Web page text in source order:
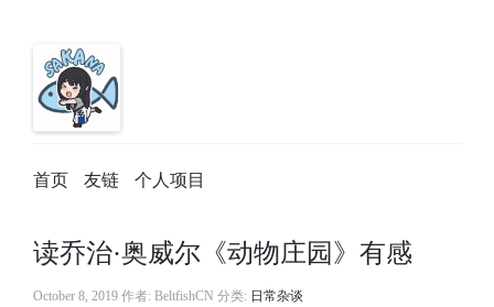
首页 友链 个人项目
读乔治·奥威尔《动物庄园》有感
October 8, 2019 作者: BeltfishCN 分类: 日常杂谈